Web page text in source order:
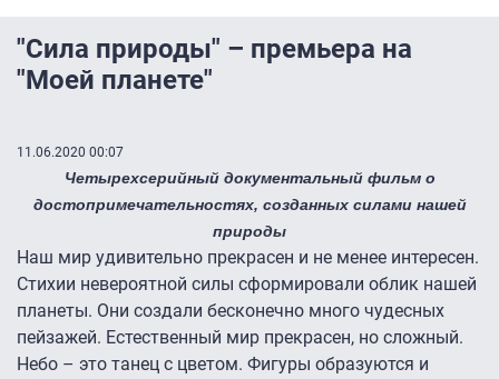
"Сила природы" – премьера на
"Моей планете"
11.06.2020 00:07
Четырехсерийный документальный фильм о
достопримечательностях, созданных силами нашей
природы
Наш мир удивительно прекрасен и не менее интересен.
Стихии невероятной силы сформировали облик нашей
планеты. Они создали бесконечно много чудесных
пейзажей. Естественный мир прекрасен, но сложный.
Небо – это танец с цветом. Фигуры образуются и